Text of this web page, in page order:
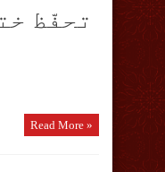
تحفّظ
Read More »